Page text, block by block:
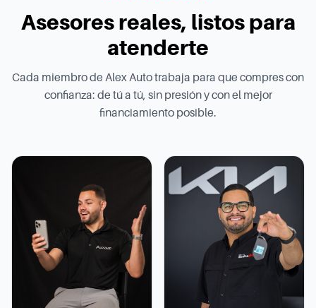
Asesores reales, listos para
atenderte
Cada miembro de Alex Auto trabaja para que compres con
confianza: de tú a tú, sin presión y con el mejor
financiamiento posible.